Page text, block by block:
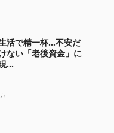
活で精一杯…不安だ
ない「老後資金」に
...